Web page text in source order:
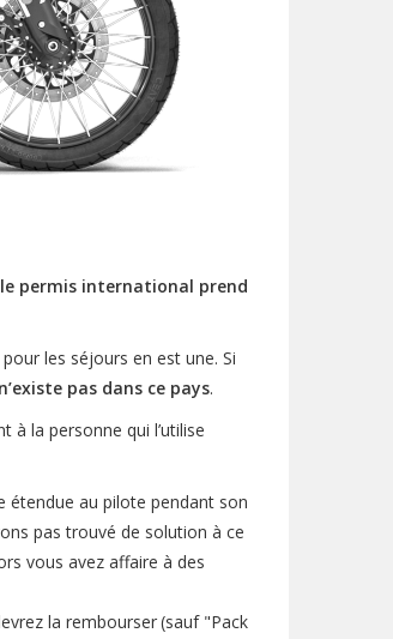
permis international prend
les séjours en est une. Si
pas dans ce pays.
la personne qui l’utilise
étendue au pilote pendant son
pas trouvé de solution à ce
vous avez affaire à des
la rembourser(sauf "Pack